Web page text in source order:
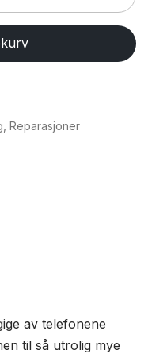
Reparasjoner
av telefonene
til så utrolig mye